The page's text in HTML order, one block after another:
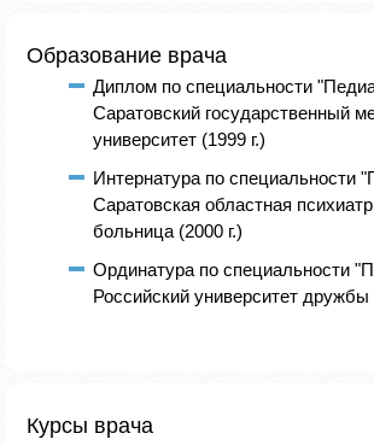
Образование врача
Диплом по специальности
Саратовский государственный
университет (1999 г.)
Интернатура по специальности
Саратовская областная
больница (2000 г.)
Ординатура по специальности
Российский университет дружбы
Курсы врача